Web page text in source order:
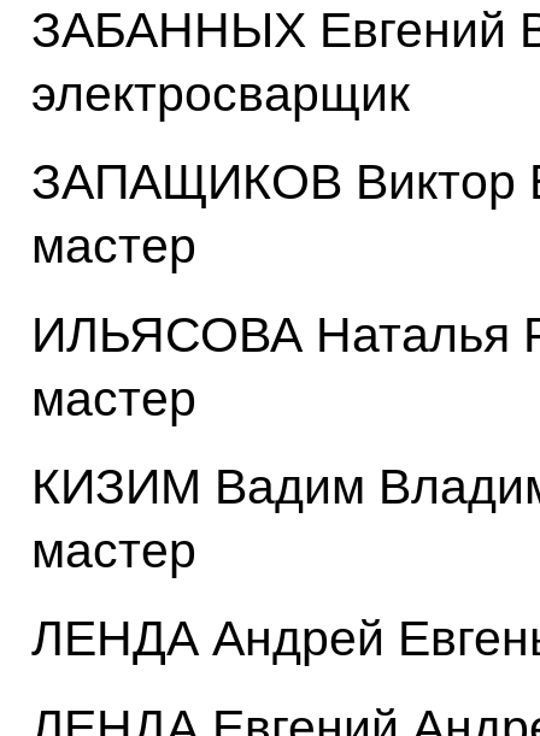
ЗАБАННЫХ Евгений
электросварщик
ЗАПАЩИКОВ Виктор
мастер
ИЛЬЯСОВА Наталья
мастер
КИЗИМ Вадим
мастер
ЛЕНДА Андрей